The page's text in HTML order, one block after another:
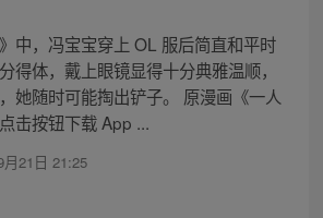
中，冯宝宝穿上 OL 服后简直和平时
得体，戴上眼镜显得十分典雅温顺，
她随时可能掏出铲子。 原漫画《一人
击按钮下载 App ...
月21日 21:25